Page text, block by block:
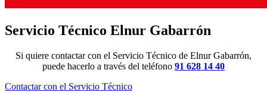
Servicio Técnico Elnur Gabarrón
Si quiere contactar con el Servicio Técnico de Elnur Gabarrón,
puede hacerlo a través del teléfono 91 628 14 40
Contactar con el Servicio Técnico